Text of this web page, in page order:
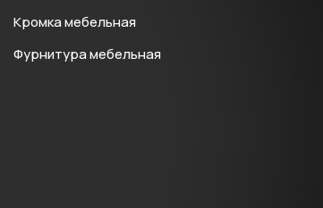
Кромка мебельная
Фурнитура мебельная